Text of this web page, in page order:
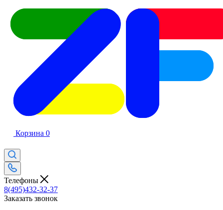
Корзина 0
Телефоны
8(495)432-32-37
Заказать звонок